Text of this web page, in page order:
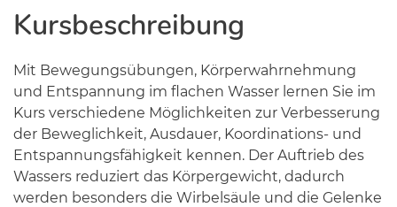
Kursbeschreibung
Mit Bewegungsübungen, Körperwahrnehmung
und Entspannung im flachen Wasser lernen Sie im
Kurs verschiedene Möglichkeiten zur Verbesserung
der Beweglichkeit, Ausdauer, Koordinations- und
Entspannungsfähigkeit kennen. Der Auftrieb des
Wassers reduziert das Körpergewicht, dadurch
werden besonders die Wirbelsäule und die Gelenke